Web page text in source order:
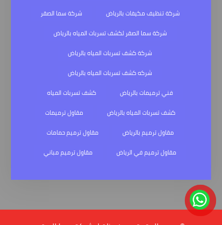
شركة تنظيف مكيفات بالرياض
شركة سما الصقر
شركة سما الصقر لكشف تسربات المياه بالرياض
شركة كشف تسربات المياه بالرياض
شركه كشف تسربات المياه بالرياض
فني ترميمات بالرياض
كشف تسربات المياه
كشف تسربات المياه بالرياض
مقاول ترميمات
مقاول ترميم بالرياض
مقاول ترميم حمامات
مقاول ترميم في الرياض
مقاول ترميم مباني